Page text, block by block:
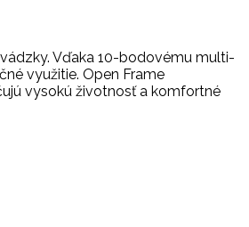
Vďaka 10-bodovému multi-
využitie. Open Frame
vysokú životnosť a komfortné